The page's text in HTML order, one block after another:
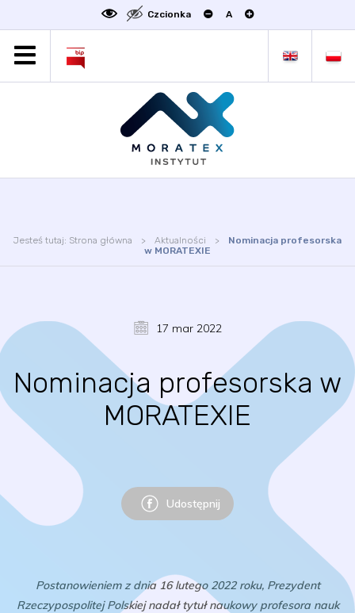
Czcionka A
SCIENCE4BUSINESS
Jesteś tutaj: Strona główna Aktualności
Nominacja profesorska
w MORATEXIE
17 mar 2022
Nominacja profesorska w
MORATEXIE
Udostępnij
Postanowieniem z dnia 16 lutego 2022 roku, Prezydent
Rzeczypospolitej Polskiej nadał tytuł naukowy profesora nauk